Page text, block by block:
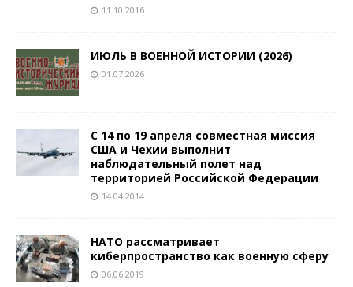
11.10.2016
ИЮЛЬ В ВОЕННОЙ ИСТОРИИ (2026)
01.07.2026
С 14 по 19 апреля совместная миссия
США и Чехии выполнит
наблюдательный полет над
территорией Российской Федерации
14.04.2014
НАТО рассматривает
киберпространство как военную сферу
06.06.2019